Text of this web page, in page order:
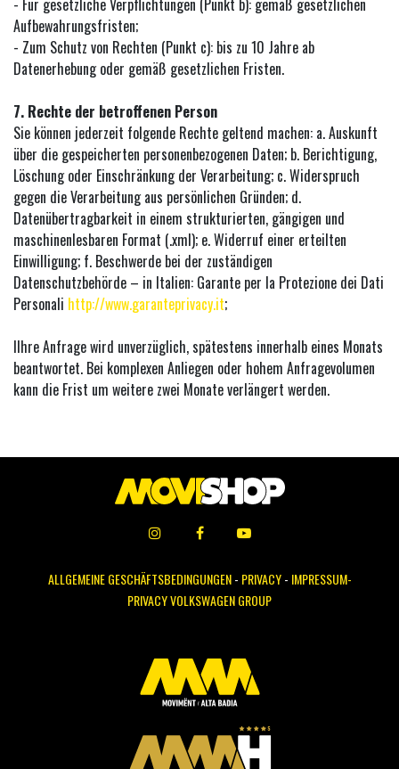
- Für gesetzliche Verpflichtungen (Punkt b): gemäß gesetzlichen
Aufbewahrungsfristen;
- Zum Schutz von Rechten (Punkt c): bis zu 10 Jahre ab
Datenerhebung oder gemäß gesetzlichen Fristen.
7. Rechte der betroffenen Person
Sie können jederzeit folgende Rechte geltend machen: a. Auskunft
über die gespeicherten personenbezogenen Daten; b. Berichtigung,
Löschung oder Einschränkung der Verarbeitung; c. Widerspruch
gegen die Verarbeitung aus persönlichen Gründen; d.
Datenübertragbarkeit in einem strukturierten, gängigen und
maschinenlesbaren Format (.xml); e. Widerruf einer erteilten
Einwilligung; f. Beschwerde bei der zuständigen
Datenschutzbehörde – in Italien: Garante per la Protezione dei Dati
Personali http://www.garanteprivacy.it;
IIhre Anfrage wird unverzüglich, spätestens innerhalb eines Monats
beantwortet. Bei komplexen Anliegen oder hohem Anfragevolumen
kann die Frist um weitere zwei Monate verlängert werden.
ALLGEMEINE GESCHÄFTSBEDINGUNGEN- PRIVACY- IMPRESSUM-
PRIVACY VOLKSWAGEN GROUP